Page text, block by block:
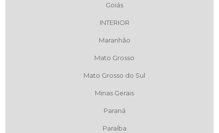
Goiás
INTERIOR
Maranhão
Mato Grosso
Mato Grosso do Sul
Minas Gerais
Paraná
Paraíba